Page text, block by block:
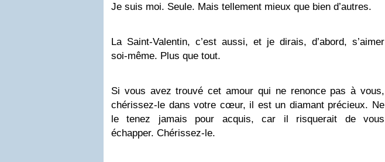
Je suis moi. Seule. Mais tellement mieux que bien d’autres.
La Saint-Valentin, c’est aussi, et je dirais, d’abord, s’aimer
soi-même. Plus que tout.
Si vous avez trouvé cet amour qui ne renonce pas à vous,
chérissez-le dans votre cœur, il est un diamant précieux. Ne
le tenez jamais pour acquis, car il risquerait de vous
échapper. Chérissez-le.